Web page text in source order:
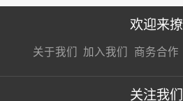
欢迎来撩
关于我们 加入我们
接扔简历
商务合作
接开聊
关注我们